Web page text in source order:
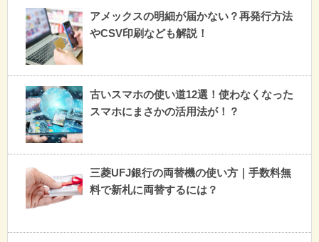
アメックスの明細が届かない？再発行方法
やCSV印刷なども解説！
古いスマホの使い道12選！使わなくなった
スマホにまさかの活用法が！？
三菱UFJ銀行の両替機の使い方｜手数料無
料で新札に両替するには？